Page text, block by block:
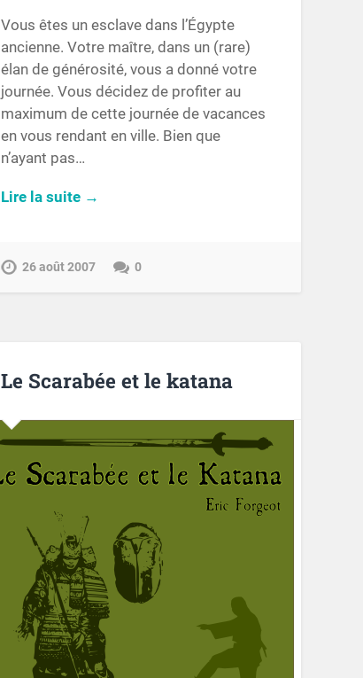
Vous êtes un esclave dans l’Égypte
ancienne. Votre maître, dans un (rare)
élan de générosité, vous a donné votre
journée. Vous décidez de profiter au
maximum de cette journée de vacances
en vous rendant en ville. Bien que
n’ayant pas…
Lire la suite →
26 août 2007 0
Le Scarabée et le katana